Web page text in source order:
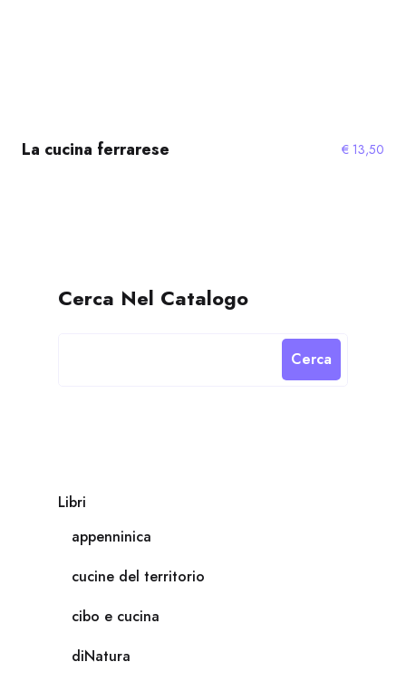
La cucina ferrarese € 13,50
Cerca Nel Catalogo
Cerca
Libri
appenninica
cucine del territorio
cibo e cucina
diNatura